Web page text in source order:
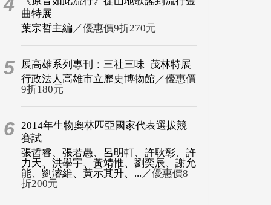
4
曲特展
葉宗哲主編 ／優惠價9折270元
5
展高雄系列專刊：三社三味–茂林特展
行政法人高雄市立歷史博物館／優惠價
9折180元
6 2014年生物奧林匹亞國家代表選拔競
賽試
張哲睿、張若愚、呂明軒、許耿彰、許
力天、洪學宇、黃靖惟、劉奕辰、謝允
能、劉濬維、黃示其升、... ／優惠價8
折200元